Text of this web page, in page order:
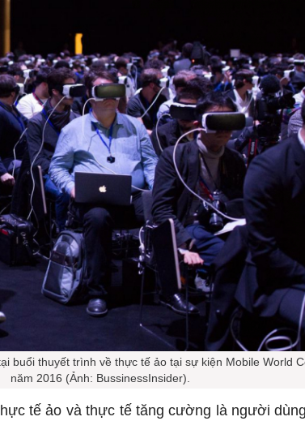
buổi thuyết trình về thực tế ảo tại sự kiện Mobile World
năm 2016 (Ảnh: BussinessInsider).
tế ảo và thực tế tăng cường là người